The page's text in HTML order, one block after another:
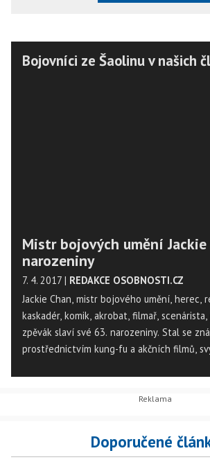
Bojovníci ze Šaolinu v našich
Mistr bojových umění
narozeniny
7. 4. 2017 | REDAKCE OSOBNOSTI.CZ
Jackie Chan, mistr bojového umění, herec,
kaskadér, komik, akrobat, filmař,
zpěvák slaví své 63. narozeniny. Stal se
prostřednictvím kung-fu a akčních filmů,
na některé z jeho akčních snímků, které
Doporučené